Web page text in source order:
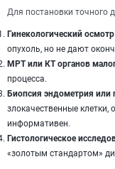
Для постановки точного
Гинекологический
опухоль, но не дают
МРТ или КТ органов
процесса.
Биопсия эндометрия или
злокачественные клетки,
информативен.
Гистологическое
«золотым стандартом»